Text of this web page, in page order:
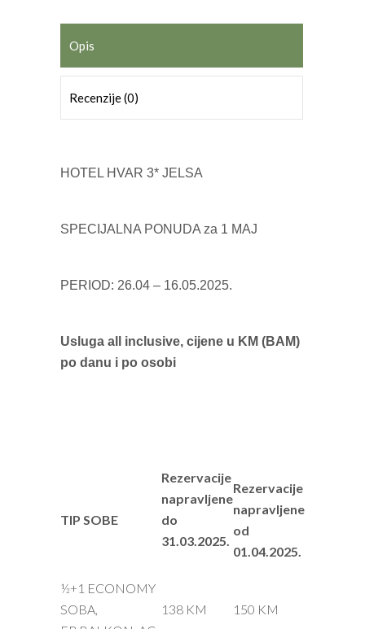
Opis
Recenzije (0)
HOTEL HVAR 3* JELSA
SPECIJALNA PONUDA za 1 MAJ
PERIOD: 26.04 – 16.05.2025.
Usluga all inclusive, cijene u KM (BAM)
po danu i po osobi
TIP SOBE
Rezervacije
napravljene
do
31.03.2025.
Rezervacije
napravljene
od
01.04.2025.
½+1 ECONOMY
SOBA,
138 KM 150 KM